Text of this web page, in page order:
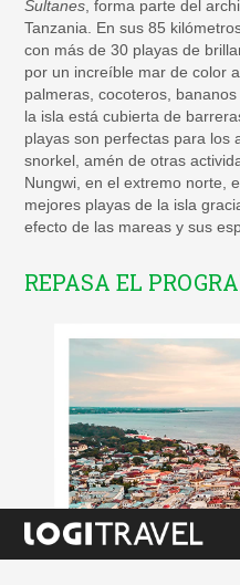
Sultanes , forma parte del
Tanzania. En sus 85
con más de 30 playas de
por un increíble mar de color
palmeras, cocoteros,
la isla está cubierta de
playas son perfectas para los
snorkel, amén de otras
Nungwi, en el extremo norte,
mejores playas de la isla
efecto de las mareas y sus
REPASA EL